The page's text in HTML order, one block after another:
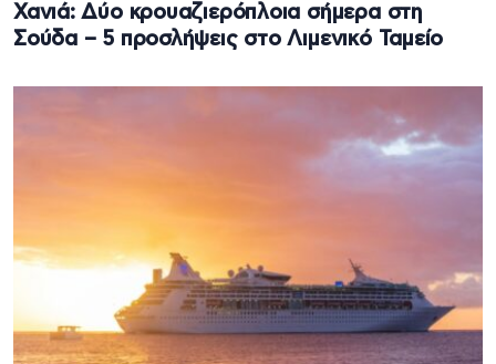
Χανιά: Δύο κρουαζιερόπλοια σήμερα στη
Σούδα – 5 προσλήψεις στο Λιμενικό Ταμείο